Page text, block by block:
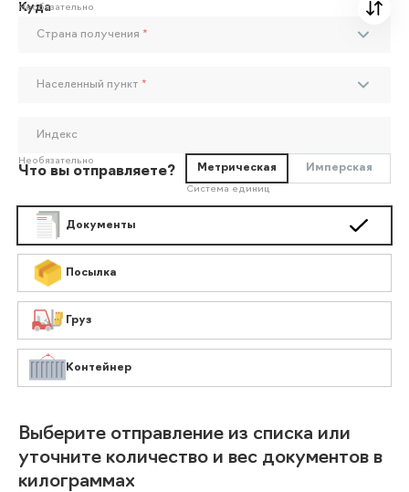
Необязательно
Куда
Страна получения *
Населенный пункт *
Индекс
Необязательно
Что вы отправляете? Метрическая Имперская
Система единиц
Документы
Посылка
Груз
Контейнер
Выберите отправление из списка или
уточните количество и вес документов в
килограммах